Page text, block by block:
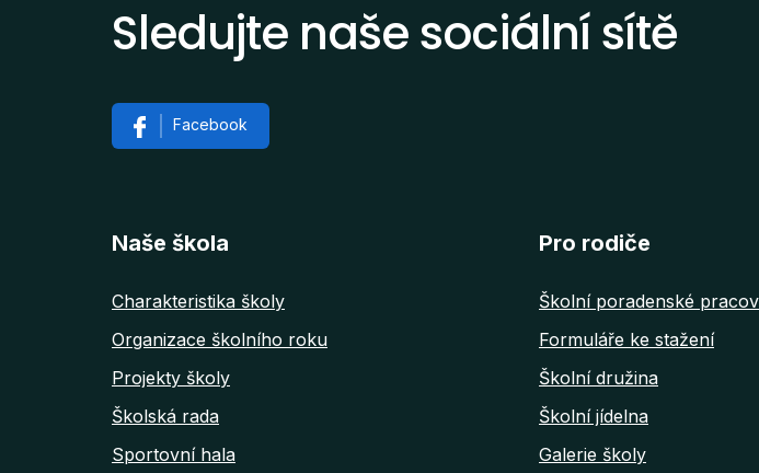
Sledujte naše sociální sítě
Facebook
Naše škola
Charakteristika školy
Organizace školního roku
Projekty školy
Školská rada
Sportovní hala
Pro rodiče
Školní poradenské
Formuláře ke stažení
Školní družina
Školní jídelna
Galerie školy